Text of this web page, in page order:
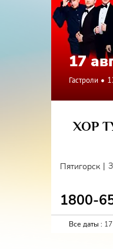
17
Гастроли
ХОР
Пятигорск |
1800-
Все даты :